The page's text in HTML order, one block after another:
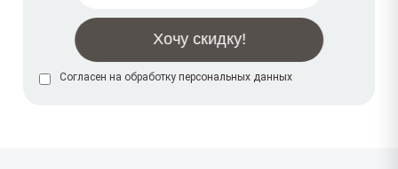
Согласен на обработку персональных данных